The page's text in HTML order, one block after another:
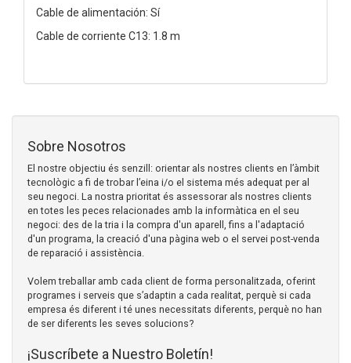
Cable de alimentación: Sí
Cable de corriente C13: 1.8 m
Sobre Nosotros
El nostre objectiu és senzill: orientar als nostres clients en l’àmbit
tecnològic a fi de trobar l’eina i/o el sistema més adequat per al
seu negoci. La nostra prioritat és assessorar als nostres clients
en totes les peces relacionades amb la informàtica en el seu
negoci: des de la tria i la compra d'un aparell, fins a l'adaptació
d'un programa, la creació d'una pàgina web o el servei post-venda
de reparació i assistència.
Volem treballar amb cada client de forma personalitzada, oferint
programes i serveis que s’adaptin a cada realitat, perquè si cada
empresa és diferent i té unes necessitats diferents, perquè no han
de ser diferents les seves solucions?
¡Suscríbete a Nuestro Boletín!